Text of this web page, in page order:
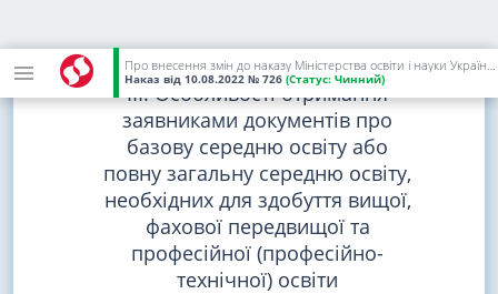
Про внесення змін до наказу Міністерства освіти і науки України від 01 березня 2021 року N 271
Наказ від 10.08.2022 № 726 (Статус: Чинний)
вересня.
III. Особливості отримання
заявниками документів про
базову середню освіту або
повну загальну середню освіту,
необхідних для здобуття вищої,
фахової передвищої та
професійної (професійно-
технічної) освіти